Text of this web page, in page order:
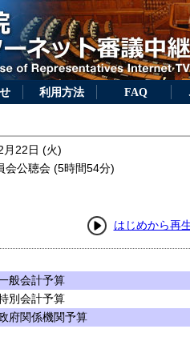
利用方法 FAQ
月22日 (火)
会公聴会 (5時間54分)
はじめから再
般会計予算
別会計予算
府関係機関予算